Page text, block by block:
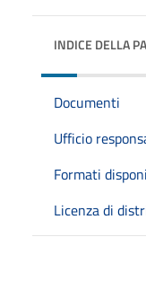
INDICE DELLA
Documenti
Ufficio
Formati
Licenza di